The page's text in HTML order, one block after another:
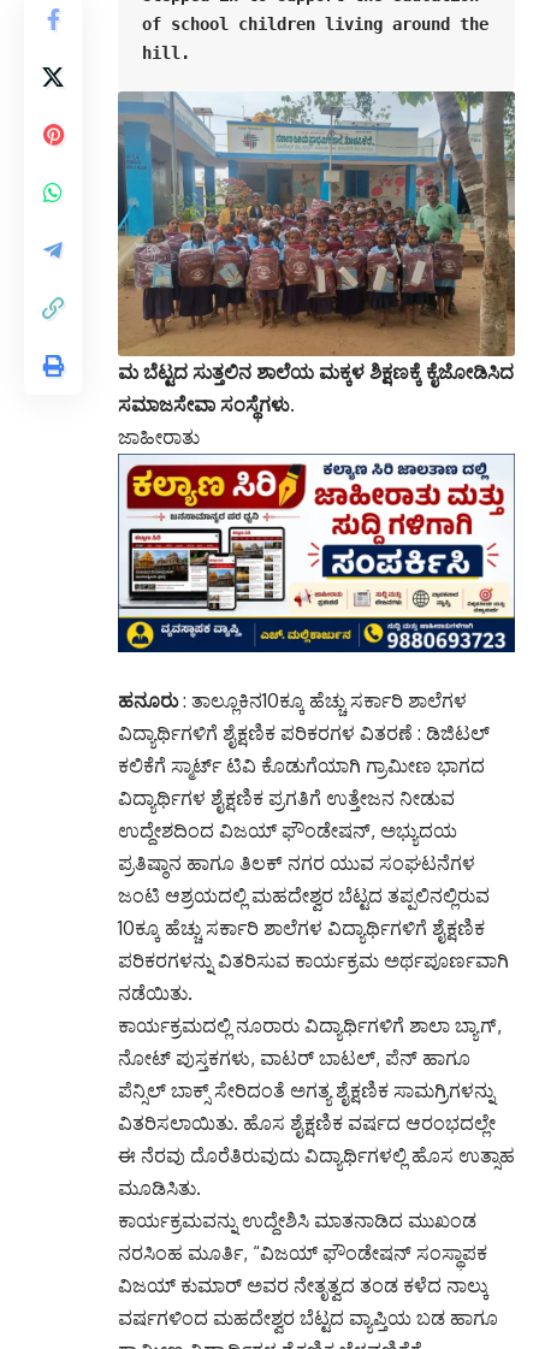
of school children living around the
hill.
ಮ ಬೆಟ್ಟದ ಸುತ್ತಲಿನ ಶಾಲೆಯ ಮಕ್ಕಳ ಶಿಕ್ಷಣಕ್ಕೆ ಕೈಜೋಡಿಸಿದ
ಸಮಾಜಸೇವಾ ಸಂಸ್ಥೆಗಳು.
ಜಾಹೀರಾತು
ಹನೂರು: ತಾಲ್ಲೂಕಿನ10ಕ್ಕೂ ಹೆಚ್ಚು ಸರ್ಕಾರಿ ಶಾಲೆಗಳ
ವಿದ್ಯಾರ್ಥಿಗಳಿಗೆ ಶೈಕ್ಷಣಿಕ ಪರಿಕರಗಳ ವಿತರಣೆ : ಡಿಜಿಟಲ್
ಕಲಿಕೆಗೆ ಸ್ಮಾರ್ಟ್ ಟಿವಿ ಕೊಡುಗೆಯಾಗಿ ಗ್ರಾಮೀಣ ಭಾಗದ
ವಿದ್ಯಾರ್ಥಿಗಳ ಶೈಕ್ಷಣಿಕ ಪ್ರಗತಿಗೆ ಉತ್ತೇಜನ ನೀಡುವ
ಉದ್ದೇಶದಿಂದ ವಿಜಯ್ ಫೌಂಡೇಷನ್, ಅಭ್ಯುದಯ
ಪ್ರತಿಷ್ಠಾನ ಹಾಗೂ ತಿಲಕ್ ನಗರ ಯುವ ಸಂಘಟನೆಗಳ
ಜಂಟಿ ಆಶ್ರಯದಲ್ಲಿ ಮಹದೇಶ್ವರ ಬೆಟ್ಟದ ತಪ್ಪಲಿನಲ್ಲಿರುವ
10ಕ್ಕೂ ಹೆಚ್ಚು ಸರ್ಕಾರಿ ಶಾಲೆಗಳ ವಿದ್ಯಾರ್ಥಿಗಳಿಗೆ ಶೈಕ್ಷಣಿಕ
ಪರಿಕರಗಳನ್ನು ವಿತರಿಸುವ ಕಾರ್ಯಕ್ರಮ ಅರ್ಥಪೂರ್ಣವಾಗಿ
ನಡೆಯಿತು.
ಕಾರ್ಯಕ್ರಮದಲ್ಲಿ ನೂರಾರು ವಿದ್ಯಾರ್ಥಿಗಳಿಗೆ ಶಾಲಾ ಬ್ಯಾಗ್,
ನೋಟ್ ಪುಸ್ತಕಗಳು, ವಾಟರ್ ಬಾಟಲ್, ಪೆನ್ ಹಾಗೂ
ಪೆನ್ಸಿಲ್ ಬಾಕ್ಸ್ ಸೇರಿದಂತೆ ಅಗತ್ಯ ಶೈಕ್ಷಣಿಕ ಸಾಮಗ್ರಿಗಳನ್ನು
ವಿತರಿಸಲಾಯಿತು. ಹೊಸ ಶೈಕ್ಷಣಿಕ ವರ್ಷದ ಆರಂಭದಲ್ಲೇ
ಈ ನೆರವು ದೊರೆತಿರುವುದು ವಿದ್ಯಾರ್ಥಿಗಳಲ್ಲಿ ಹೊಸ ಉತ್ಸಾಹ
ಮೂಡಿಸಿತು.
ಕಾರ್ಯಕ್ರಮವನ್ನು ಉದ್ದೇಶಿಸಿ ಮಾತನಾಡಿದ ಮುಖಂಡ
ನರಸಿಂಹ ಮೂರ್ತಿ, “ವಿಜಯ್ ಫೌಂಡೇಷನ್ ಸಂಸ್ಥಾಪಕ
ವಿಜಯ್ ಕುಮಾರ್ ಅವರ ನೇತೃತ್ವದ ತಂಡ ಕಳೆದ ನಾಲ್ಕು
ವರ್ಷಗಳಿಂದ ಮಹದೇಶ್ವರ ಬೆಟ್ಟದ ವ್ಯಾಪ್ತಿಯ ಬಡ ಹಾಗೂ